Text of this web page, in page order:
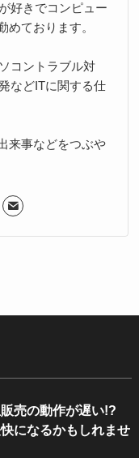
好きでコンピュー
めております。
コントラブル対
などITに関する仕
来事などをつぶや
販売の動作が遅い!?
になるかもしれませ